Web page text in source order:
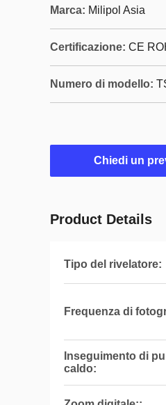
Marca: Milipol Asia
Certificazione: CE
Numero di modello:
Chiedi un
Product Details
Tipo del rivelatore:
Frequenza di
Inseguimento di
caldo: